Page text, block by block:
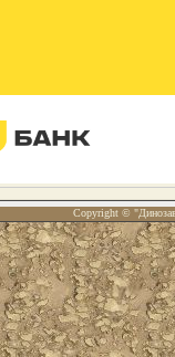
Copyright ©